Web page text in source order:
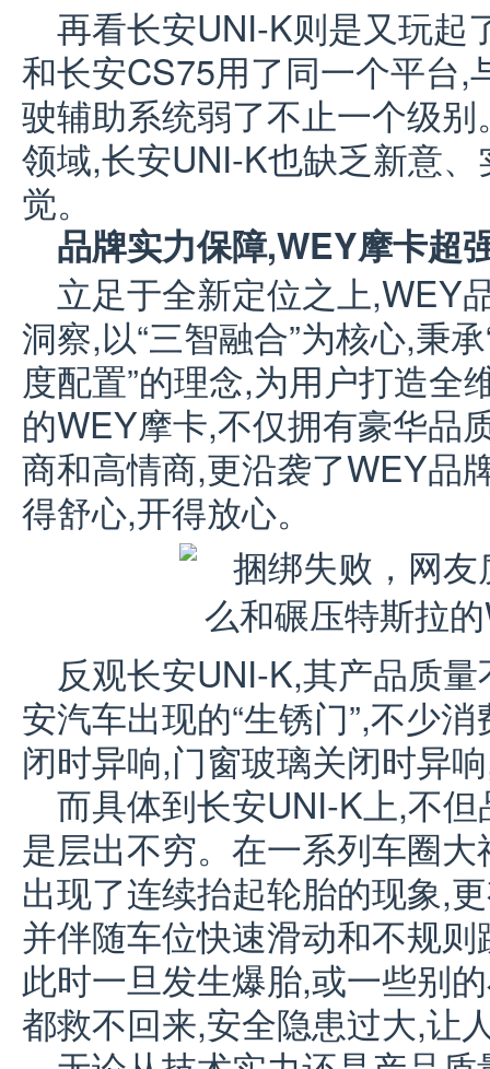
再看长安UNI-K则是又玩起
和长安CS75用了同一个平台,
驶辅助系统弱了不止一个级
领域,长安UNI-K也缺乏新意
觉。
品牌实力保障,WEY摩卡超
立足于全新定位之上,WEY
洞察,以“三智融合”为核心,秉
度配置”的理念,为用户打造全
的WEY摩卡,不仅拥有豪华品
商和高情商,更沿袭了WEY品
得舒心,开得放心。
反观长安UNI-K,其产品质
安汽车出现的“生锈门”,不少
闭时异响,门窗玻璃关闭时异
而具体到长安UNI-K上,不
是层出不穷。在一系列车圈
出现了连续抬起轮胎的现象,
并伴随车位快速滑动和不规
此时一旦发生爆胎,或一些别
都救不回来,安全隐患过大,让